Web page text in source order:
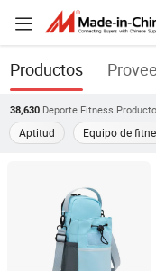
Productos
38,630 Deporte Fitness
Aptitud Equipo de
Xiamen Daysun
Fujian, China